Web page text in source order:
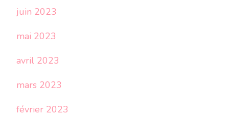
juin 2023
mai 2023
avril 2023
mars 2023
février 2023